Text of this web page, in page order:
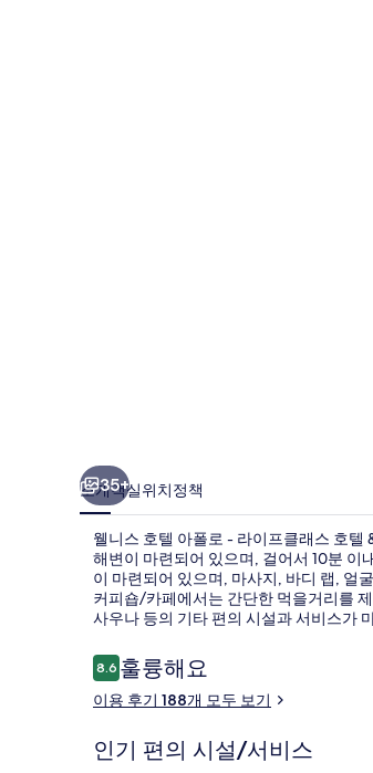
스
호
텔
&
스
파,
포
토
35+
소개객실위치정책
웰니스 호텔 아폴로 - 라이프클래스 호텔
해변이 마련되어 있으며, 걸어서 10분 이
이 마련되어 있으며, 마사지, 바디 랩, 얼
커피숍/카페에서는 간단한 먹을거리를
사우나 등의 기타 편의 시설과 서비스가
이
용
후
8.610점 만점 중 8.6점.
훌륭해요
이용 후기 188개 모두 보기
인기 편의 시설/서비스